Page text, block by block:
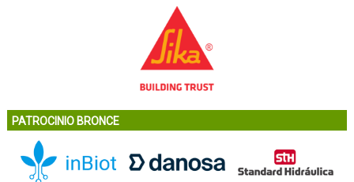
PATROCINIO BRONCE